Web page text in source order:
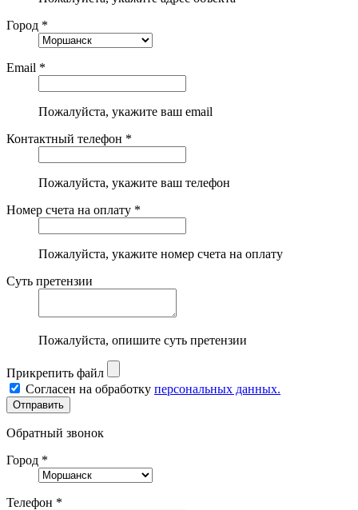
Город *
Email *
Пожалуйста, укажите ваш email
Контактный телефон *
Пожалуйста, укажите ваш телефон
Номер счета на оплату *
Пожалуйста, укажите номер счета на оплату
Суть претензии
Пожалуйста, опишите суть претензии
Прикрепить файл
Согласен на обработку персональных данных.
Обратный звонок
Город *
Телефон *